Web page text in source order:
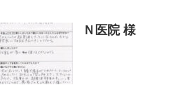
Ｎ医院 様